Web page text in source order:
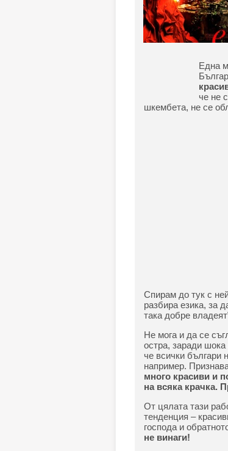
Една
че не
шкембета, не се
Спирам до тук с
разбира езика, за
така добре
Не мога и да се
остра, заради шока
че всички българи
например.
много красиви и
на всяка крачка.
От цялата тази
тенденция –
господа и
не винаги!